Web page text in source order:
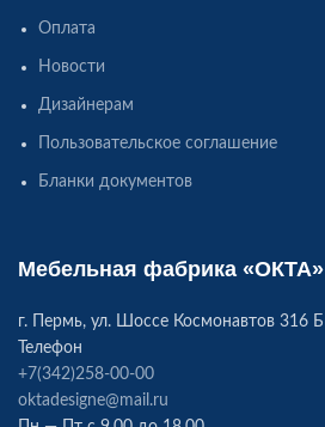
Оплата
Новости
Дизайнерам
Пользовательское соглашение
Бланки документов
Мебельная фабрика «ОКТА»
г. Пермь, ул. Шоссе Космонавтов 316 Б
Телефон
+7(342)258-00-00
oktadesigne@mail.ru